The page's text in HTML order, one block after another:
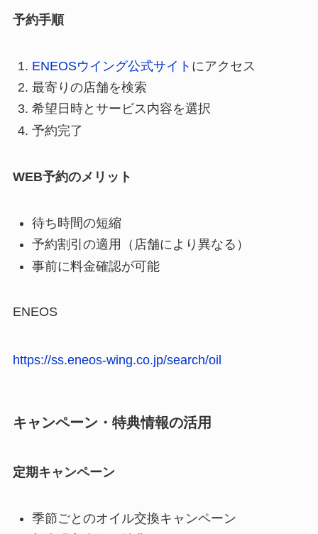
予約手順
ENEOSウイング公式サイト にアクセス
最寄りの店舗を検索
希望日時とサービス内容を選択
予約完了
WEB予約のメリット
待ち時間の短縮
予約割引の適用（店舗により異なる）
事前に料金確認が可能
ENEOS
https://ss.eneos-wing.co.jp/search/oil
キャンペーン・特典情報の活用
定期キャンペーン
季節ごとのオイル交換キャンペーン